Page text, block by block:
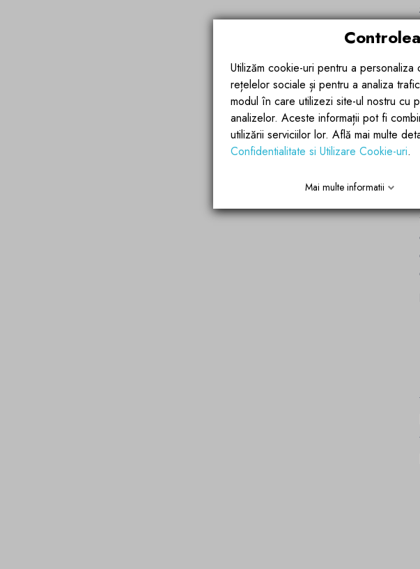
Utilizăm cookie-uri pentru a
rețelelor sociale și pentru a analiza
modul în care utilizezi site-ul nostru cu
analizelor. Aceste informații pot fi
utilizării serviciilor lor. Află mai multe
Confidentialitate si Utilizare Cookie-uri.
Mai multe informatii